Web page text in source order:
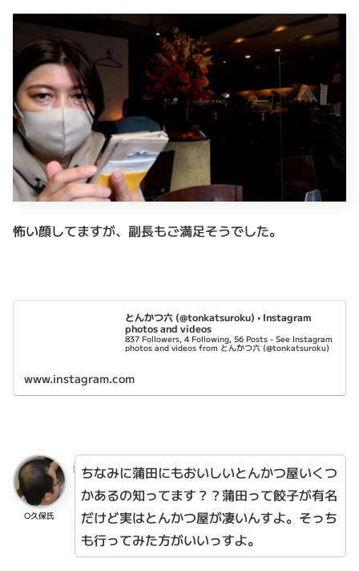
怖い顔してますが、副長もご満足そうでした。
とんかつ六 (@tonkatsuroku) • Instagram
photos and videos
837 Followers, 4 Following, 56 Posts - See Instagram
photos and videos from とんかつ六 (@tonkatsuroku)
www.instagram.com
O久保氏
ちなみに蒲田にもおいしいとんかつ屋いくつ
かあるの知ってます？？蒲田って餃子が有名
だけど実はとんかつ屋が凄いんすよ。そっち
も行ってみた方がいいっすよ。